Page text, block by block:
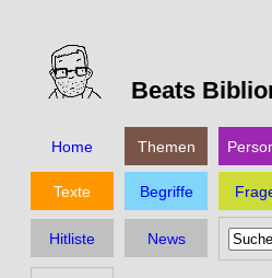
Beats
Home Themen
Texte Begriffe
Hitliste News